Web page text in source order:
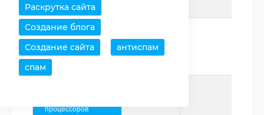
Раскрутка сайта
Создание блога
Создание сайта
антиспам
спам
Производитель AMD
процессоров